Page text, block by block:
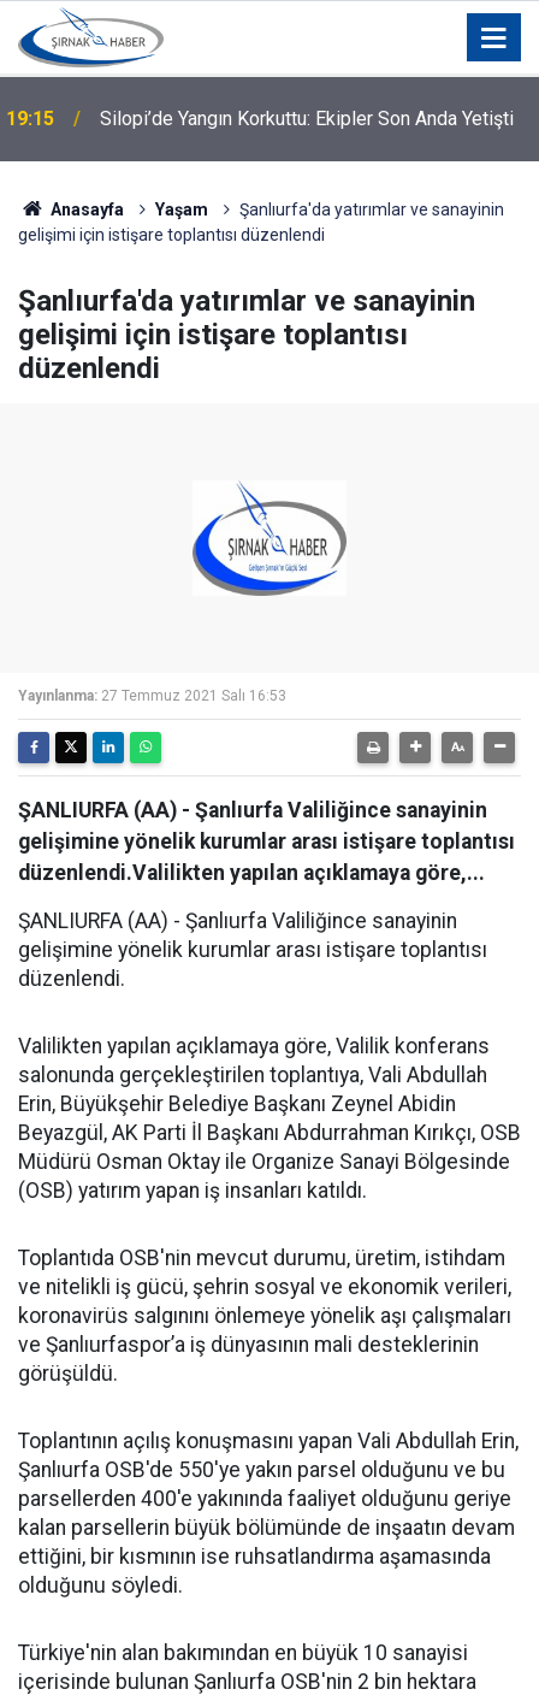
19:15 Silopi’de Yangın Korkuttu: Ekipler Son Anda Yetişti
Anasayfa Yaşam
Şanlıurfa'da yatırımlar ve sanayinin
gelişimi için istişare toplantısı düzenlendi
Şanlıurfa'da yatırımlar ve sanayinin
gelişimi için istişare toplantısı
düzenlendi
Yayınlanma: 27 Temmuz 2021 Salı 16:53
ŞANLIURFA (AA) - Şanlıurfa Valiliğince sanayinin
gelişimine yönelik kurumlar arası istişare toplantısı
düzenlendi.Valilikten yapılan açıklamaya göre,...
ŞANLIURFA (AA) - Şanlıurfa Valiliğince sanayinin
gelişimine yönelik kurumlar arası istişare toplantısı
düzenlendi.
Valilikten yapılan açıklamaya göre, Valilik konferans
salonunda gerçekleştirilen toplantıya, Vali Abdullah
Erin, Büyükşehir Belediye Başkanı Zeynel Abidin
Beyazgül, AK Parti İl Başkanı Abdurrahman Kırıkçı, OSB
Müdürü Osman Oktay ile Organize Sanayi Bölgesinde
(OSB) yatırım yapan iş insanları katıldı.
Toplantıda OSB'nin mevcut durumu, üretim, istihdam
ve nitelikli iş gücü, şehrin sosyal ve ekonomik verileri,
koronavirüs salgınını önlemeye yönelik aşı çalışmaları
ve Şanlıurfaspor’a iş dünyasının mali desteklerinin
görüşüldü.
Toplantının açılış konuşmasını yapan Vali Abdullah Erin,
Şanlıurfa OSB'de 550'ye yakın parsel olduğunu ve bu
parsellerden 400'e yakınında faaliyet olduğunu geriye
kalan parsellerin büyük bölümünde de inşaatın devam
ettiğini, bir kısmının ise ruhsatlandırma aşamasında
olduğunu söyledi.
Türkiye'nin alan bakımından en büyük 10 sanayisi
içerisinde bulunan Şanlıurfa OSB'nin 2 bin hektara